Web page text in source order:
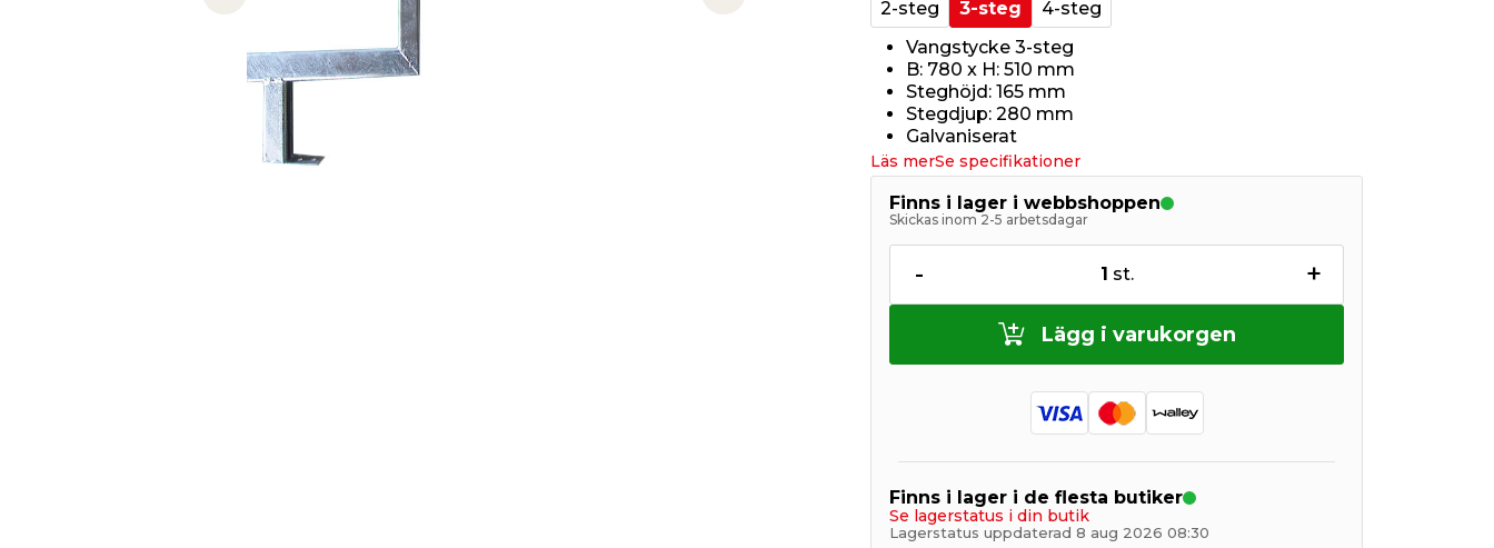
Previous slide Next slide
2-steg
3-steg
4-steg
Vangstycke 3-steg
B: 780 x H: 510 mm
Steghöjd: 165 mm
Stegdjup: 280 mm
Galvaniserat
Läs merSe specifikationer
Finns i lager i webbshoppen
Skickas inom 2-5 arbetsdagar
- 1 st. +
Lägg i varukorgen
Finns i lager i de flesta butiker
Se lagerstatus i din butik
Lagerstatus uppdaterad 8 aug 2026 08:30